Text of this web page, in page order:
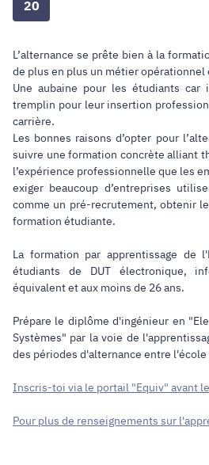
20
L’alternance se prête bien à la
de plus en plus un métier opérationnel
Une aubaine pour les étudiants car
tremplin pour leur insertion
carrière.
Les bonnes raisons d’opter pour
suivre une formation concrète alliant
l’expérience professionnelle que les
exiger beaucoup d’entreprises
comme un pré-recrutement, obtenir
formation étudiante.
La formation par apprentissage de
étudiants de DUT électronique,
équivalent et aux moins de 26 ans.
Prépare le diplôme d'ingénieur en
Systèmes" par la voie de
des périodes d'alternance entre
Inscris-toi via le portail "Equiv" avant
Pour plus de renseignements sur